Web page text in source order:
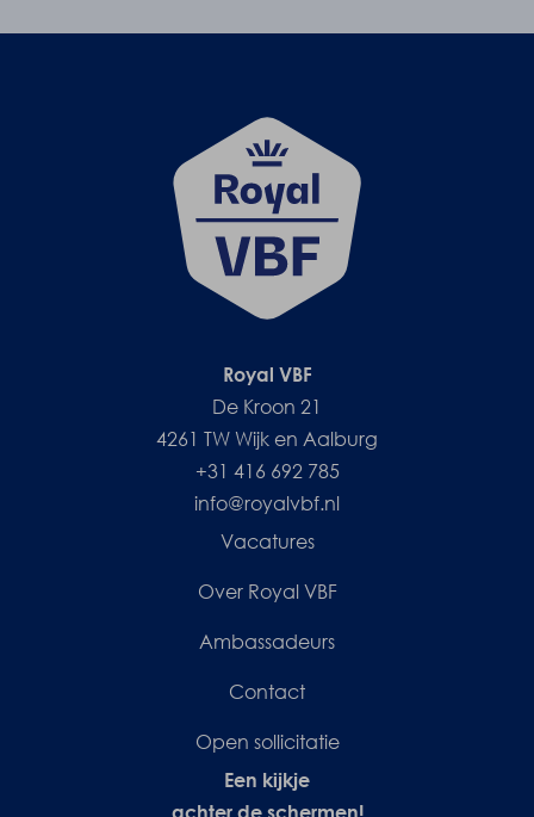
Royal VBF
De Kroon 21
4261 TW Wijk en Aalburg
+31 416 692 785
info@royalvbf.nl
Vacatures
Over Royal VBF
Ambassadeurs
Contact
Open sollicitatie
Een kijkje
achter de schermen!